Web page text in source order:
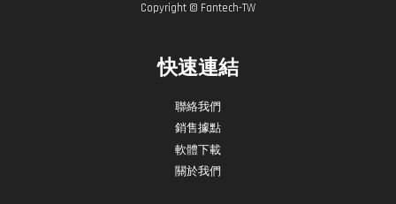
Copyright © Fantech-TW
快速連結
聯絡我們
銷售據點
軟體下載
關於我們